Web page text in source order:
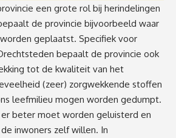
een grote rol bij herindelingen
de provincie bijvoorbeeld waar
geplaatst. Specifiek voor
bepaalt de provincie ook
tot de kwaliteit van het
(zeer) zorgwekkende stoffen
leefmilieu mogen worden gedumpt.
er beter moet worden geluisterd en
inwoners zelf willen. In